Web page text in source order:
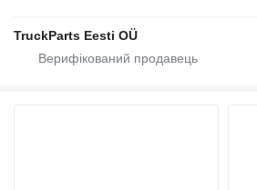
TruckParts Eesti OÜ